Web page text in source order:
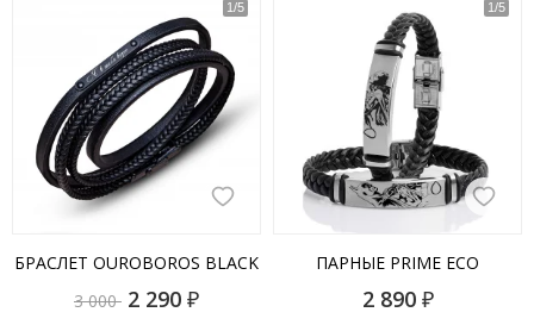
БРАСЛЕТ OUROBOROS BLACK
3 000 2 290 ₽
ПАРНЫЕ PRIME ECO
2 890 ₽